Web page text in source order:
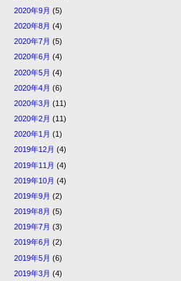
2020年9月 (5)
2020年8月 (4)
2020年7月 (5)
2020年6月 (4)
2020年5月 (4)
2020年4月 (6)
2020年3月 (11)
2020年2月 (11)
2020年1月 (1)
2019年12月 (4)
2019年11月 (4)
2019年10月 (4)
2019年9月 (2)
2019年8月 (5)
2019年7月 (3)
2019年6月 (2)
2019年5月 (6)
2019年3月 (4)